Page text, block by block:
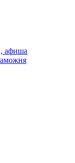
афиша